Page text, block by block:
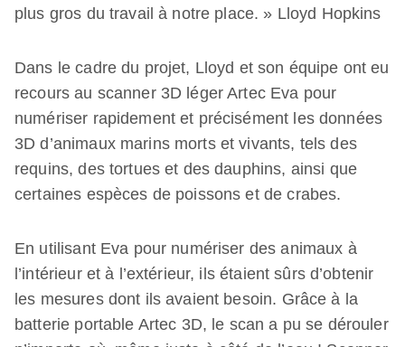
plus gros du travail à notre place. » Lloyd Hopkins
Dans le cadre du projet, Lloyd et son équipe ont eu
recours au scanner 3D léger Artec Eva pour
numériser rapidement et précisément les données
3D d’animaux marins morts et vivants, tels des
requins, des tortues et des dauphins, ainsi que
certaines espèces de poissons et de crabes.
En utilisant Eva pour numériser des animaux à
l’intérieur et à l’extérieur, ils étaient sûrs d’obtenir
les mesures dont ils avaient besoin. Grâce à la
batterie portable Artec 3D, le scan a pu se dérouler